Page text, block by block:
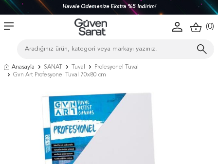
Türkiye'nin her yerine 1450 TL ve üzeri kargo
(0)
Anasayfa SANAT Tuval
Profesyonel Tuval
Gvn Art Profesyonel Tuval 70x80 cm